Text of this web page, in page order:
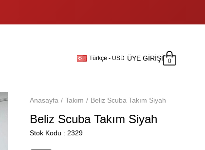
Türkçe - USD ÜYE GIRIŞI 0
Anasayfa Takım Beliz Scuba Takım Siyah
Beliz Scuba Takım Siyah
Stok Kodu 2329